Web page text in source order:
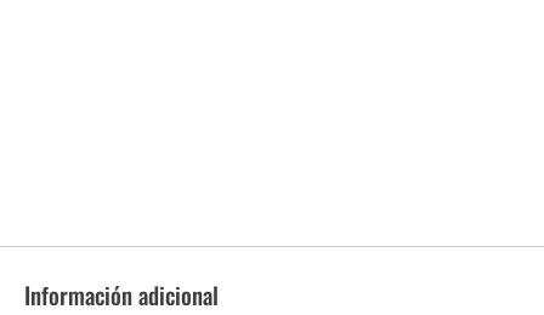
Información adicional